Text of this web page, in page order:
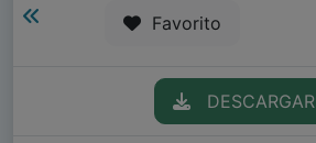
Favorito
DESCARGAR